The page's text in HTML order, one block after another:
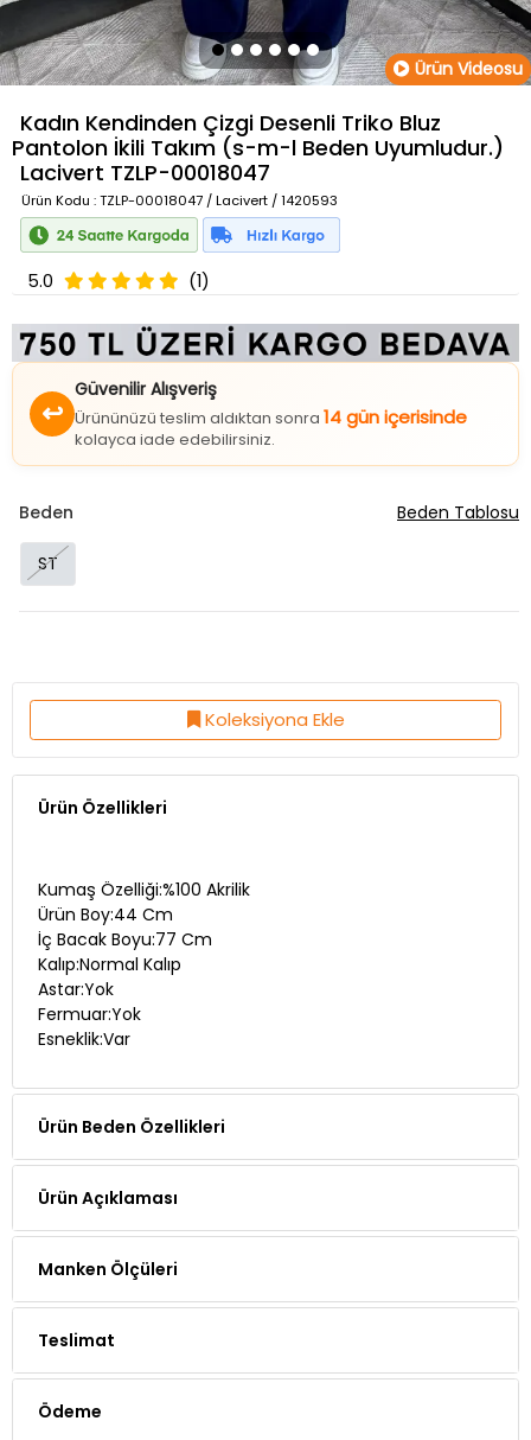
Ürün Videosu
Kadın Kendinden Çizgi Desenli Triko Bluz
Pantolon İkili Takım (s-m-l Beden Uyumludur.)
Lacivert TZLP-00018047
Ürün Kodu : TZLP-00018047 / Lacivert / 1420593
5.0 (1)
Güvenilir Alışveriş
Ürününüzü teslim aldıktan sonra
kolayca iade edebilirsiniz.
ST
Koleksiyona Ekle
Ürün Özellikleri
Ürün Boy:44 Cm
İç Bacak Boyu:77 Cm
Kalıp:Normal Kalıp
Astar:Yok
Fermuar:Yok
Esneklik:Var
Ürün Beden Özellikleri
Ürün Açıklaması
Manken Ölçüleri
Teslimat
Ödeme